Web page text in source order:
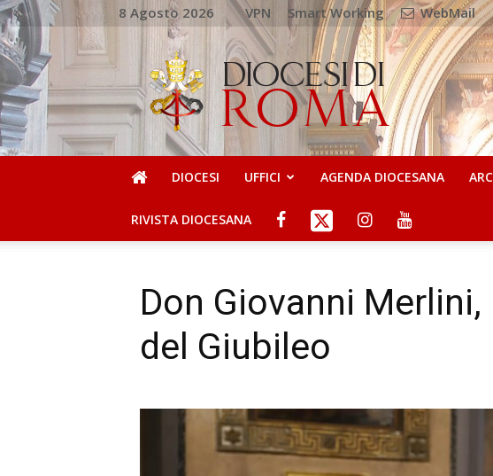
8 Agosto 2026 VPN Smart Working WebMail
DIOCESI
DI
ROMA
DIOCESI UFFICI AGENDA DIOCESANA
RIVISTA DIOCESANA
Don Giovanni
del Giubileo